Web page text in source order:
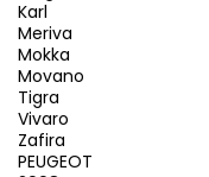
Karl
Meriva
Mokka
Movano
Tigra
Vivaro
Zafira
PEUGEOT